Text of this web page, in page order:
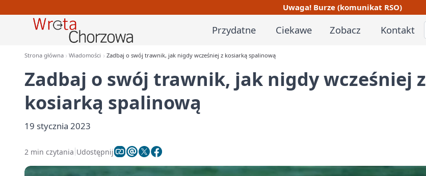
Uwaga! Burze (komunikat RSO)
Przydatne Ciekawe Zobacz Kontakt
Strona główna Wiadomości Zadbaj o swój trawnik, jak nigdy wcześniej z kosiarką spalinową
Zadbaj o swój trawnik, jak nigdy wcześniej z
kosiarką spalinową
19 stycznia 2023
2 min czytania Udostępnij